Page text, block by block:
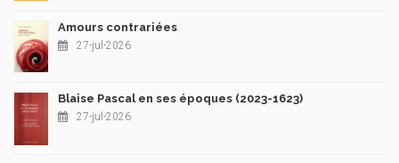
Amours contrariées
27-jul-2026
Blaise Pascal en ses époques (2023-1623)
27-jul-2026